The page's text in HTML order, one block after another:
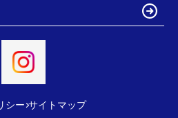
シー サイトマップ